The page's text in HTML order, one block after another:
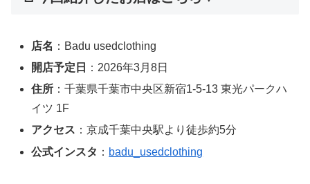
店名 ：Badu usedclothing
開店予定日
：2026年3月8日
住所 ：千葉県千葉市中央区新宿1-5-13 東光パークハ
イツ 1F
アクセス ：京成千葉中央駅より徒歩約5分
公式インスタ ： badu_usedclothing